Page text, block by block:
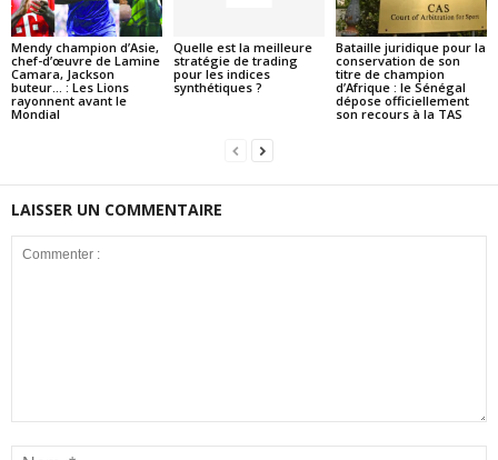
Mendy champion d’Asie,
chef-d’œuvre de Lamine
Camara, Jackson
buteur… : Les Lions
rayonnent avant le
Mondial
Quelle est la meilleure
stratégie de trading
pour les indices
synthétiques ?
Bataille juridique pour la
conservation de son
titre de champion
d’Afrique : le Sénégal
dépose officiellement
son recours à la TAS
LAISSER UN COMMENTAIRE